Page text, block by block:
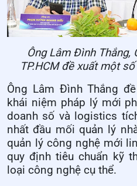
Ông Lâm Đình Thắng,
TP.HCM đề xuất một
Ông Lâm Đình Thắng
khái niệm pháp lý mới
doanh số và logistics
nhất đầu mối quản lý
quản lý công nghệ mới
quy định tiêu chuẩn kỹ
loại công nghệ cụ thể.